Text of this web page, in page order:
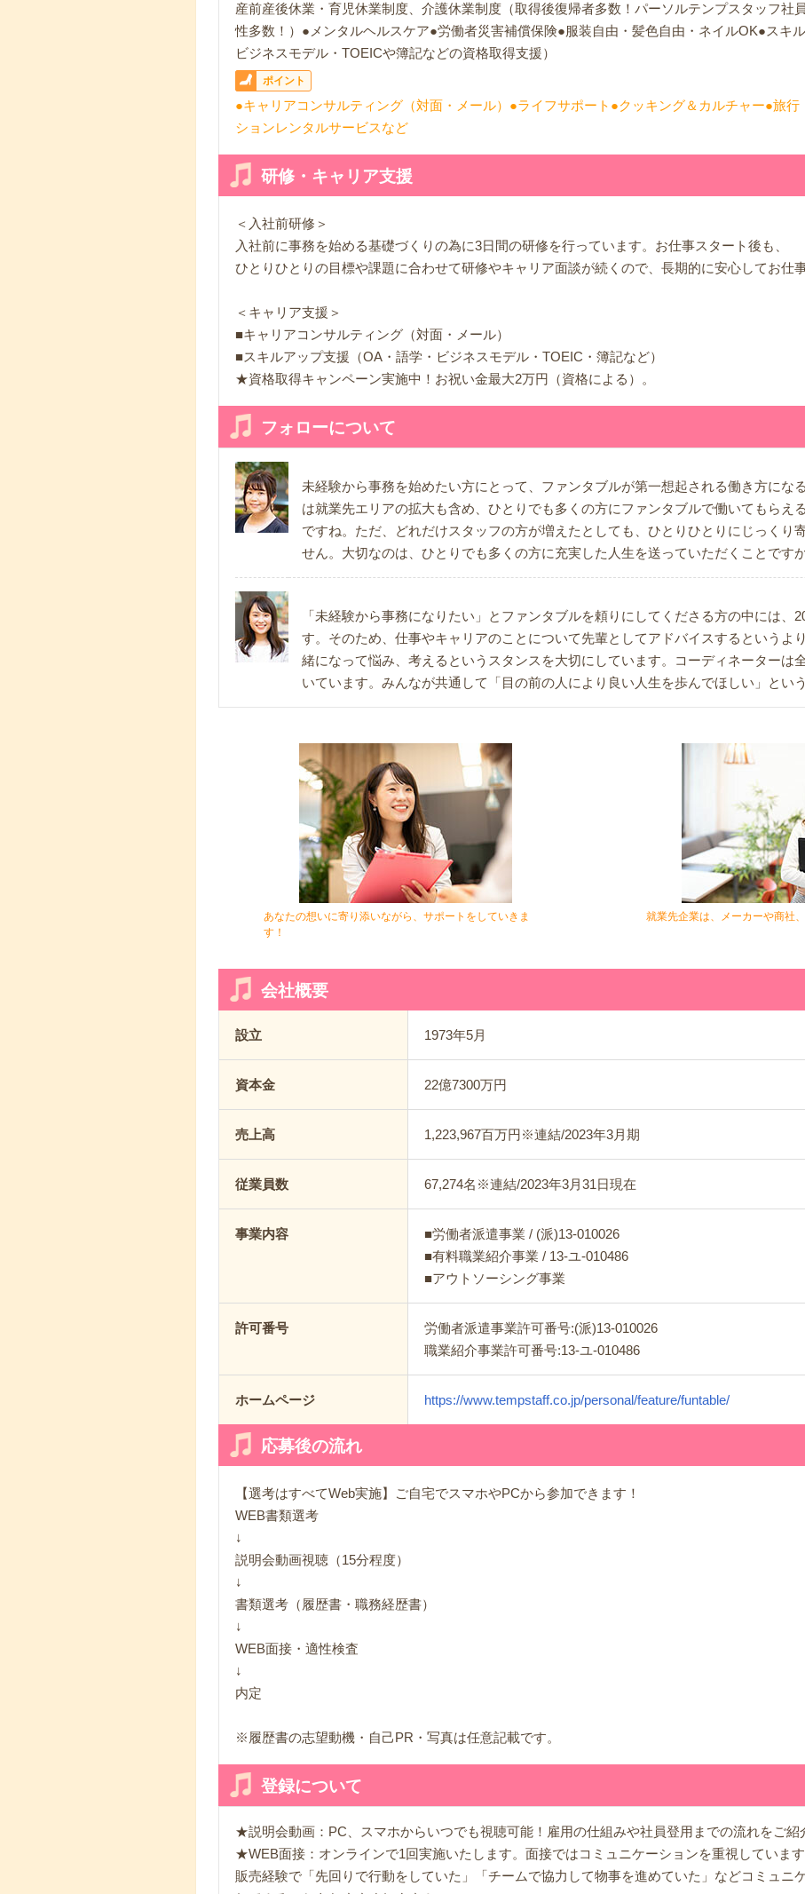
産前産後休業・育児休業制度、介護休業制度（取得後復帰者多数！パーソルテンプスタッフ社
性多数！）●メンタルヘルスケア●労働者災害補償保険●服装自由・髪色自由・ネイルOK●スキ
ビジネスモデル・TOEICや簿記などの資格取得支援）
ポイント
●キャリアコンサルティング（対面・メール）●ライフサポート●クッキング＆カルチャー●旅行
ションレンタルサービスなど
研修・キャリア支援
＜入社前研修＞
入社前に事務を始める基礎づくりの為に3日間の研修を行っています。お仕事スタート後も、
ひとりひとりの目標や課題に合わせて研修やキャリア面談が続くので、長期的に安心してお仕
＜キャリア支援＞
■キャリアコンサルティング（対面・メール）
■スキルアップ支援（OA・語学・ビジネスモデル・TOEIC・簿記など）
★資格取得キャンペーン実施中！お祝い金最大2万円（資格による）。
フォローについて
未経験から事務を始めたい方にとって、ファンタブルが第一想起される働き方にな
は就業先エリアの拡大も含め、ひとりでも多くの方にファンタブルで働いてもらえ
ですね。ただ、どれだけスタッフの方が増えたとしても、ひとりひとりにじっくり
せん。大切なのは、ひとりでも多くの方に充実した人生を送っていただくことですか
「未経験から事務になりたい」とファンタブルを頼りにしてくださる方の中には、
す。そのため、仕事やキャリアのことについて先輩としてアドバイスするというよ
緒になって悩み、考えるというスタンスを大切にしています。コーディネーターは
いています。みんなが共通して「目の前の人により良い人生を歩んでほしい」とい
あなたの想いに寄り添いながら、サポートをしていきま
す！
就業先企業は、メーカーや商社
会社概要
設立 1973年5月
資本金 22億7300万円
売上高 1,223,967百万円※連結/2023年3月期
従業員数 67,274名※連結/2023年3月31日現在
事業内容
■労働者派遣事業 / (派)13-010026
■有料職業紹介事業 / 13-ユ-010486
■アウトソーシング事業
許可番号
労働者派遣事業許可番号:(派)13-010026
職業紹介事業許可番号:13-ユ-010486
ホームページ https://www.tempstaff.co.jp/personal/feature/funtable/
応募後の流れ
【選考はすべてWeb実施】ご自宅でスマホやPCから参加できます！
WEB書類選考
↓
説明会動画視聴（15分程度）
↓
書類選考（履歴書・職務経歴書）
↓
WEB面接・適性検査
↓
内定
※履歴書の志望動機・自己PR・写真は任意記載です。
登録について
★説明会動画：PC、スマホからいつでも視聴可能！雇用の仕組みや社員登用までの流れをご紹
★WEB面接：オンラインで1回実施いたします。面接ではコミュニケーションを重視していま
販売経験で「先回りで行動をしていた」「チームで協力して物事を進めていた」などコミュニ